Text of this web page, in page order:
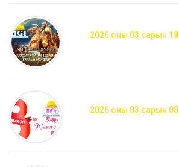
2026 оны 03 сарын 18
2026 оны 03 сарын 08